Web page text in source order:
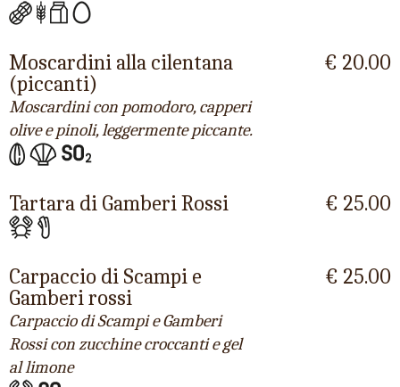
Moscardini alla cilentana
(piccanti)
Moscardini con pomodoro, capperi
olive e pinoli, leggermente piccante.
€ 20.00
Tartara di Gamberi Rossi € 25.00
Carpaccio di Scampi e
Gamberi rossi
Carpaccio di Scampi e Gamberi
Rossi con zucchine croccanti e gel
al limone
€ 25.00